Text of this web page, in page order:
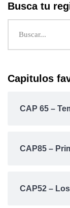
Busca tu
Capitulos
CAP 65 –
CAP85 –
CAP52 –